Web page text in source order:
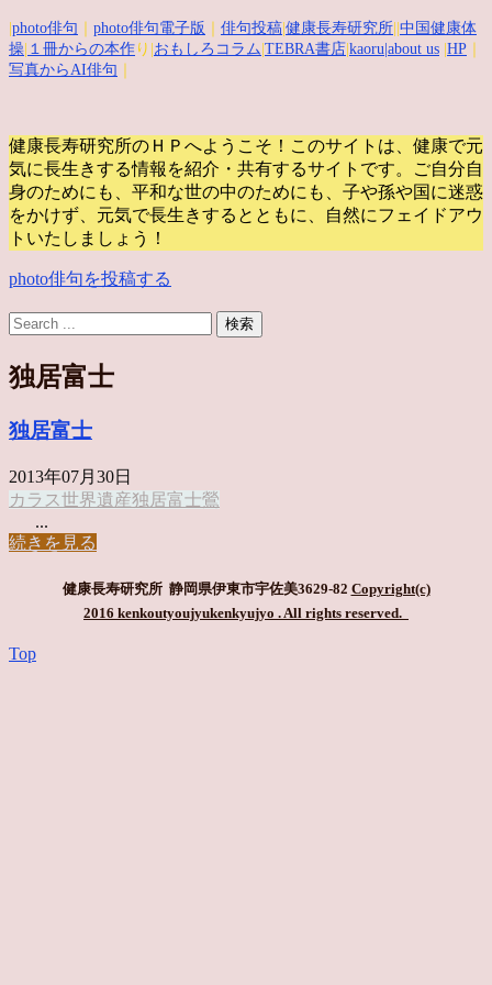
photo俳句 photo俳句電子版 俳句投稿 健康長寿研究所 中国健康体
操 １冊からの本作 り| おもしろコラム TEBRA書店 kaoru |about us HP
写真からAI俳句
健康長寿研究所のＨＰへようこそ！このサイトは、健康で元
気に長生きする情報を紹介・共有するサイトです。
ご自分自
身のためにも、平和な世の中のためにも、子や孫や国に迷惑
をかけず、元気で長生きするとともに、自然にフェイドアウ
トいたしましょう！
photo俳句を投稿する
独居富士
独居富士
2013年07月30日
カラス世界遺産独居富士鶯
...
続きを見る
健康長寿研究所 静岡県伊東市宇佐美3629-82 Copyright(c)
2016 kenkoutyoujyukenkyujyo . All rights reserved.
Top